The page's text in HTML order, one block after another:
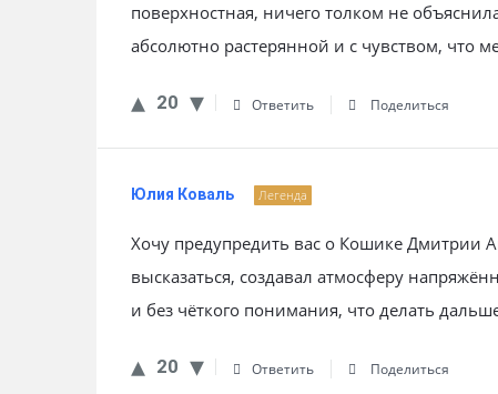
поверхностная, ничего толком не
абсолютно растерянной и с чувством, что
20 Ответить Поделиться
Юлия Коваль Легенда
Хочу предупредить вас о Кошике Дмитрии
высказаться, создавал атмосферу
и без чёткого понимания, что делать
20 Ответить Поделиться